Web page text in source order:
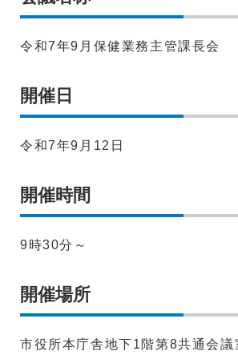
令和7年9月保健業務主管課長会
開催日
令和7年9月12日
開催時間
9時30分～
開催場所
市役所本庁舎地下1階第8共通会議